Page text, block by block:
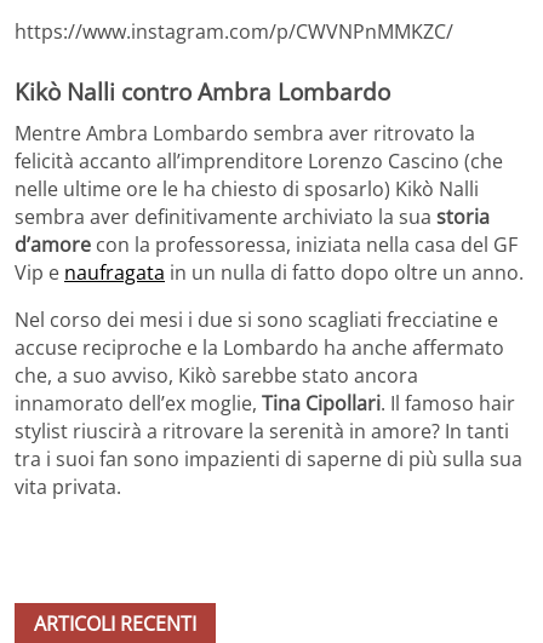
https://www.instagram.com/p/CWVNPnMMKZC/
Kikò Nalli contro Ambra Lombardo
Mentre Ambra Lombardo sembra aver ritrovato la
felicità accanto all’imprenditore Lorenzo Cascino (che
nelle ultime ore le ha chiesto di sposarlo) Kikò Nalli
sembra aver definitivamente archiviato la sua storia
d’amore con la professoressa, iniziata nella casa del GF
Vip e naufragata in un nulla di fatto dopo oltre un anno.
Nel corso dei mesi i due si sono scagliati frecciatine e
accuse reciproche e la Lombardo ha anche affermato
che, a suo avviso, Kikò sarebbe stato ancora
innamorato dell’ex moglie, Tina Cipollari. Il famoso hair
stylist riuscirà a ritrovare la serenità in amore? In tanti
tra i suoi fan sono impazienti di saperne di più sulla sua
vita privata.
ARTICOLI RECENTI